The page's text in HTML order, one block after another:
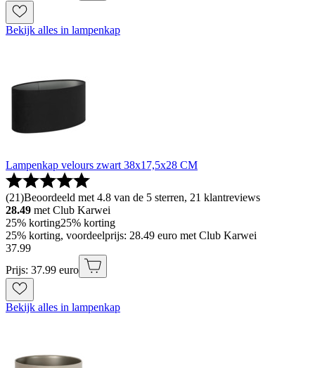
Bekijk alles in lampenkap
Lampenkap velours zwart 38x17,5x28 CM
(21)Beoordeeld met 4.8 van de 5 sterren, 21 klantreviews
28.49 met Club Karwei
25% korting25% korting
25% korting, voordeelprijs: 28.49 euro met Club Karwei
37.99
Prijs: 37.99 euro
Bekijk alles in lampenkap